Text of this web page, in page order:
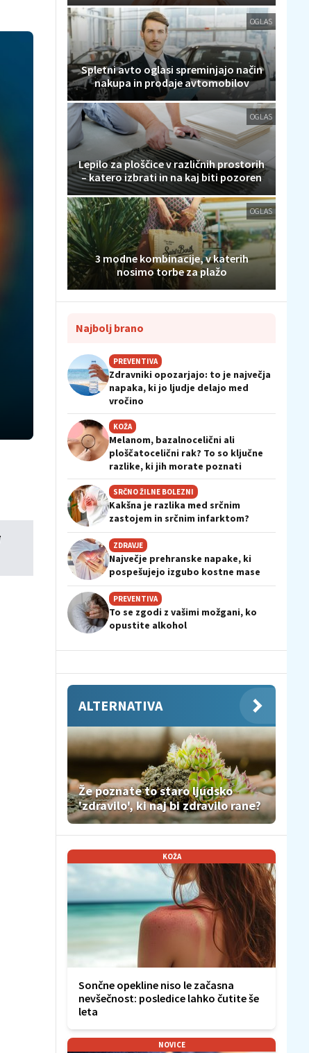
OGLAS
Spletni avto oglasi spreminjajo način
nakupa in prodaje avtomobilov
OGLAS
Lepilo za ploščice v različnih prostorih
– katero izbrati in na kaj biti pozoren
OGLAS
3 modne kombinacije, v katerih
nosimo torbe za plažo
Najbolj brano
PREVENTIVA
Zdravniki opozarjajo: to je največja
napaka, ki jo ljudje delajo med
vročino
KOŽA
Melanom, bazalnocelični ali
ploščatocelični rak? To so ključne
razlike, ki jih morate poznati
SRČNO ŽILNE BOLEZNI
Kakšna je razlika med srčnim
zastojem in srčnim infarktom?
ZDRAVJE
Največje prehranske napake, ki
pospešujejo izgubo kostne mase
PREVENTIVA
To se zgodi z vašimi možgani, ko
opustite alkohol
ALTERNATIVA
Že poznate to staro ljudsko
'zdravilo', ki naj bi zdravilo rane?
KOŽA
Sončne opekline niso le začasna
nevšečnost: posledice lahko čutite še
leta
NOVICE